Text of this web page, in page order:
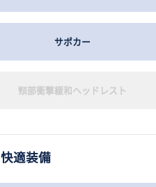
サポカー
頸部衝撃緩和ヘッドレスト
快適装備